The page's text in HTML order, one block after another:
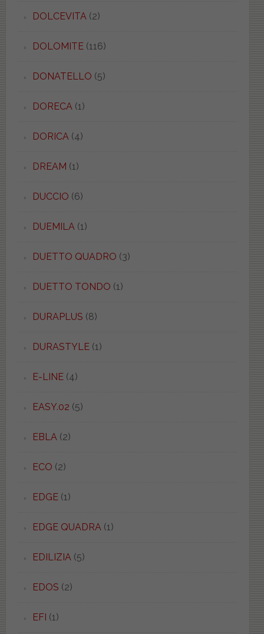
DOLCEVITA(2)
DOLOMITE(116)
DONATELLO (5)
DORECA(1)
DORICA(4)
DREAM (1)
DUCCIO (6)
DUEMILA(1)
DUETTO QUADRO (3)
DUETTO TONDO (1)
DURAPLUS (8)
DURASTYLE(1)
E-LINE(4)
EASY.02 (5)
EBLA(2)
ECO (2)
EDGE(1)
EDGE QUADRA(1)
EDILIZIA(5)
EDOS (2)
EFI (1)